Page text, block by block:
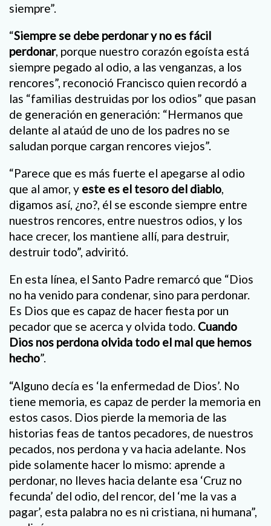
siempre”.
“Siempre se debe perdonar y no es fácil
perdonar, porque nuestro corazón egoísta está
siempre pegado al odio, a las venganzas, a los
rencores”, reconoció Francisco quien recordó a
las “familias destruidas por los odios” que pasan
de generación en generación: “Hermanos que
delante al ataúd de uno de los padres no se
saludan porque cargan rencores viejos”.
“Parece que es más fuerte el apegarse al odio
que al amor, y este es el tesoro del diablo,
digamos así, ¿no?, él se esconde siempre entre
nuestros rencores, entre nuestros odios, y los
hace crecer, los mantiene allí, para destruir,
destruir todo”, adviritó.
En esta línea, el Santo Padre remarcó que “Dios
no ha venido para condenar, sino para perdonar.
Es Dios que es capaz de hacer fiesta por un
pecador que se acerca y olvida todo. Cuando
Dios nos perdona olvida todo el mal que hemos
hecho”.
“Alguno decía es ‘la enfermedad de Dios’. No
tiene memoria, es capaz de perder la memoria en
estos casos. Dios pierde la memoria de las
historias feas de tantos pecadores, de nuestros
pecados, nos perdona y va hacia adelante. Nos
pide solamente hacer lo mismo: aprende a
perdonar, no lleves hacia delante esa ‘Cruz no
fecunda’ del odio, del rencor, del ‘me la vas a
pagar’, esta palabra no es ni cristiana, ni humana”,